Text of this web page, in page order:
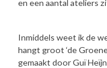
en een aantal ateliers
Inmiddels weet ik de
hangt groot ‘de
gemaakt door Guï